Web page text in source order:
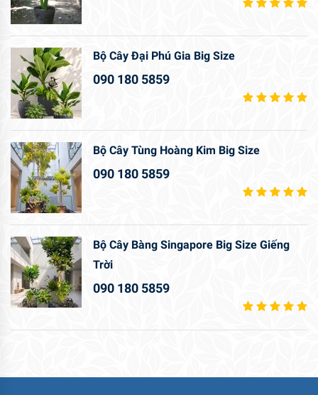
Bộ Cây Đại Phú Gia Big Size
090 180 5859
Bộ Cây Tùng Hoàng Kim Big Size
090 180 5859
Bộ Cây Bàng Singapore Big Size Giếng
Trời
090 180 5859